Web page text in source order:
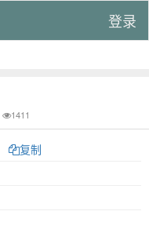
登录
1411
复制